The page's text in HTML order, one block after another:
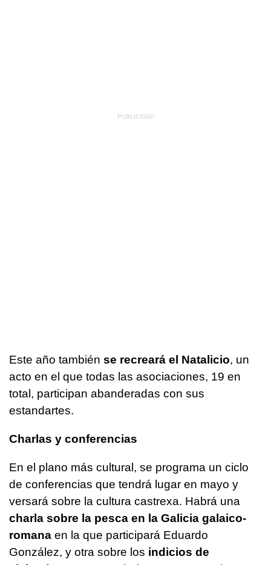
Este año también se recreará el Natalicio, un
acto en el que todas las asociaciones, 19 en
total, participan abanderadas con sus
estandartes.
Charlas y conferencias
En el plano más cultural, se programa un ciclo
de conferencias que tendrá lugar en mayo y
versará sobre la cultura castrexa. Habrá una
charla sobre la pesca en la Galicia galaico-
romana en la que participará Eduardo
González, y otra sobre los indicios de